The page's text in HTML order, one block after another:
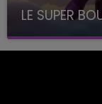
LE SUPER
avec La